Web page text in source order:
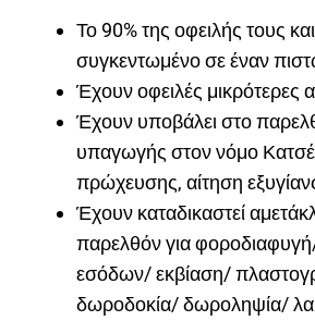
Το 90% της οφειλής τους
συγκεντωμένο σε έναν
Έχουν οφειλές μικρότερες
Έχουν υποβάλει στο
υπαγωγής στον νόμο
πρώχευσης, αίτηση
Έχουν καταδικαστεί
παρελθόν για
εσόδων/ εκβίαση/
δωροδοκία/ δωροληψία/